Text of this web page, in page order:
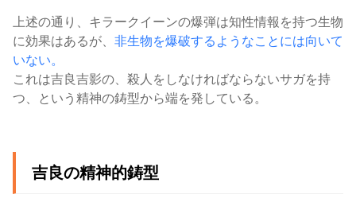
上述の通り、キラークイーンの爆弾は知性情報を持つ生物
に効果はあるが、 非生物を爆破するようなことには向いて
いない。
これは吉良吉影の、殺人をしなければならないサガを持
つ、という精神の鋳型から端を発している。
吉良の精神的鋳型